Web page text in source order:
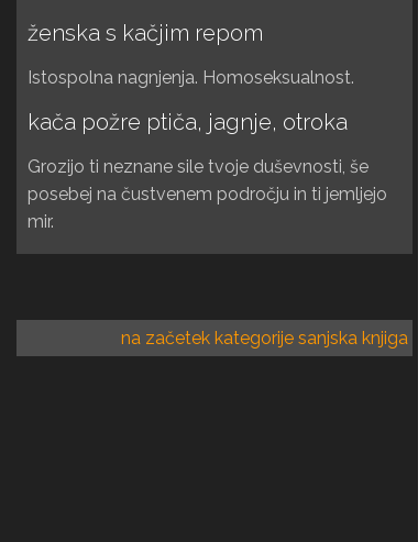
ženska s kačjim repom
Istospolna nagnjenja. Homoseksualnost.
kača požre ptiča, jagnje, otroka
Grozijo ti neznane sile tvoje duševnosti, še
posebej na čustvenem področju in ti jemljejo
mir.
na začetek kategorije sanjska knjiga